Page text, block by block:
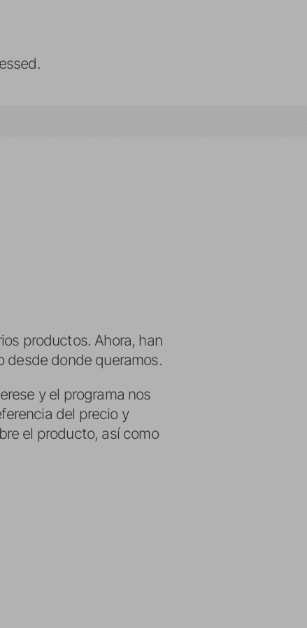
productos. Ahora, han
desde donde queramos.
y el programa nos
del precio y
el producto, así como